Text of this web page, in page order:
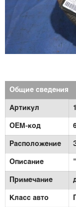
Общие сведения
Артикул
OEM-код
Расположение
Описание
Примечание
Класс авто